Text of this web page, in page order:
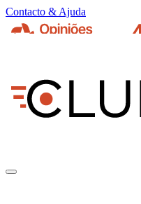
Contacto & Ajuda